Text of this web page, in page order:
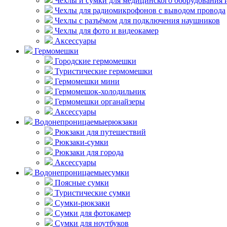
Чехлы для радиомикрофонов с выводом провода
Чехлы с разъёмом для подключения наушников
Чехлы для фото и видеокамер
Аксессуары
Гермомешки
Городские гермомешки
Туристические гермомешки
Гермомешки мини
Гермомешок-холодильник
Гермомешки органайзеры
Аксессуары
Водонепроницаемыерюкзаки
Рюкзаки для путешествий
Рюкзаки-сумки
Рюкзаки для города
Аксессуары
Водонепроницаемыесумки
Поясные сумки
Туристические сумки
Сумки-рюкзаки
Сумки для фотокамер
Сумки для ноутбуков